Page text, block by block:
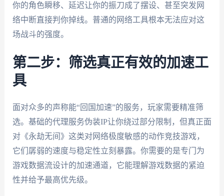
你的角色瞬移、延迟让你的振刀成了摆设、甚至突发网
络中断直接判你掉线。普通的网络工具根本无法应对这
场战斗的强度。
第二步：筛选真正有效的加速工
具
面对众多的声称能“回国加速”的服务，玩家需要精准筛
选。基础的代理服务伪装IP让你绕过部分限制，但真正面
对《永劫无间》这类对网络极度敏感的动作竞技游戏，
它们孱弱的速度与稳定性立刻暴露。你需要的是专门为
游戏数据流设计的加速通道，它能理解游戏数据的紧迫
性并给予最高优先级。